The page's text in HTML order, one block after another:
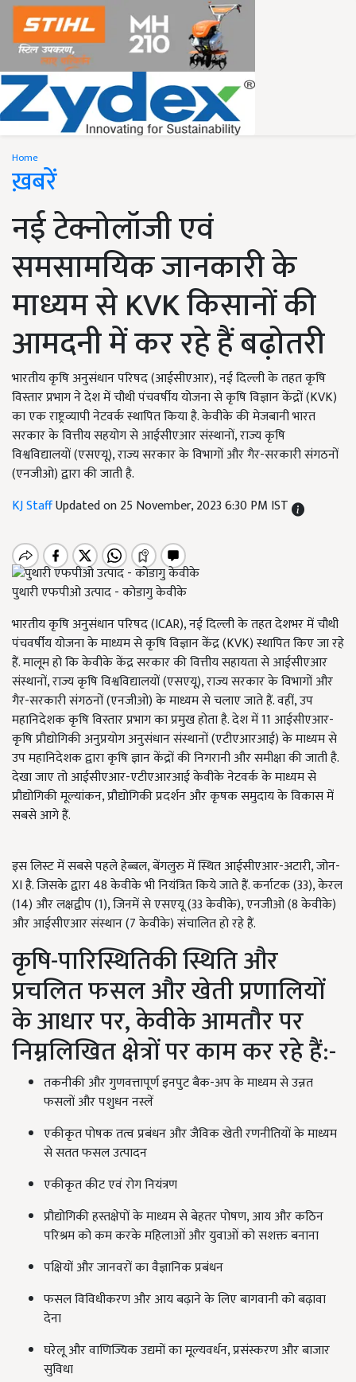
Home
ख़बरें
नई टेक्नोलॉजी एवं
समसामयिक जानकारी के
माध्यम से KVK किसानों की
आमदनी में कर रहे हैं बढ़ोतरी
भारतीय कृषि अनुसंधान परिषद (आईसीएआर), नई दिल्ली के तहत कृषि
विस्तार प्रभाग ने देश में चौथी पंचवर्षीय योजना से कृषि विज्ञान केंद्रों (KVK)
का एक राष्ट्रव्यापी नेटवर्क स्थापित किया है. केवीके की मेजबानी भारत
सरकार के वित्तीय सहयोग से आईसीएआर संस्थानों, राज्य कृषि
विश्वविद्यालयों (एसएयू), राज्य सरकार के विभागों और गैर-सरकारी संगठनों
(एनजीओ) द्वारा की जाती है.
KJ StaffUpdated on 25 November, 2023 6:30 PM IST
पुथारी एफपीओ उत्पाद - कोडागु केवीके
भारतीय कृषि अनुसंधान परिषद (ICAR), नई दिल्ली के तहत देशभर में चौथी
पंचवर्षीय योजना के माध्यम से कृषि विज्ञान केंद्र (KVK) स्थापित किए जा रहे
हैं. मालूम हो कि केवीके केंद्र सरकार की वित्तीय सहायता से आईसीएआर
संस्थानों, राज्य कृषि विश्वविद्यालयों (एसएयू), राज्य सरकार के विभागों और
गैर-सरकारी संगठनों (एनजीओ) के माध्यम से चलाए जाते हैं. वहीं, उप
महानिदेशक कृषि विस्तार प्रभाग का प्रमुख होता है. देश में 11 आईसीएआर-
कृषि प्रौद्योगिकी अनुप्रयोग अनुसंधान संस्थानों (एटीएआरआई) के माध्यम से
उप महानिदेशक द्वारा कृषि ज्ञान केंद्रों की निगरानी और समीक्षा की जाती है.
देखा जाए तो आईसीएआर-एटीएआरआई केवीके नेटवर्क के माध्यम से
प्रौद्योगिकी मूल्यांकन, प्रौद्योगिकी प्रदर्शन और कृषक समुदाय के विकास में
सबसे आगे हैं.
इस लिस्ट में सबसे पहले हेब्बल, बेंगलुरु में स्थित आईसीएआर-अटारी, जोन-
XI है. जिसके द्वारा 48 केवीके भी नियंत्रित किये जाते हैं. कर्नाटक (33), केरल
(14) और लक्षद्वीप (1), जिनमें से एसएयू (33 केवीके), एनजीओ (8 केवीके)
और आईसीएआर संस्थान (7 केवीके) संचालित हो रहे हैं.
कृषि-पारिस्थितिकी स्थिति और
प्रचलित फसल और खेती प्रणालियों
के आधार पर, केवीके आमतौर पर
निम्नलिखित क्षेत्रों पर काम कर रहे हैं:-
तकनीकी और गुणवत्तापूर्ण इनपुट बैक-अप के माध्यम से उन्नत
फसलों और पशुधन नस्लें
एकीकृत पोषक तत्व प्रबंधन और जैविक खेती रणनीतियों के माध्यम
से सतत फसल उत्पादन
एकीकृत कीट एवं रोग नियंत्रण
प्रौद्योगिकी हस्तक्षेपों के माध्यम से बेहतर पोषण, आय और कठिन
परिश्रम को कम करके महिलाओं और युवाओं को सशक्त बनाना
पक्षियों और जानवरों का वैज्ञानिक प्रबंधन
फसल विविधीकरण और आय बढ़ाने के लिए बागवानी को बढ़ावा
देना
घरेलू और वाणिज्यिक उद्यमों का मूल्यवर्धन, प्रसंस्करण और बाजार
सुविधा